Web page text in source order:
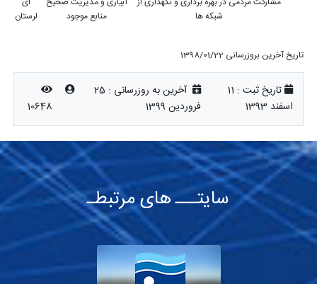
شبکه ها
منابع موجود
لرستان
تاریخ آخرین بروزرسانی 1398/01/22
تاریخ ثبت : 11
اسفند 1393
آخرین به روزرسانی : 25
فروردین 1399
10648
سایتـــ های مرتبطـ